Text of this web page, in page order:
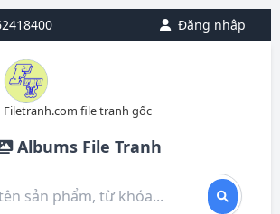
Đăng nhập
Filetranh.com file tranh gốc
Albums File Tranh